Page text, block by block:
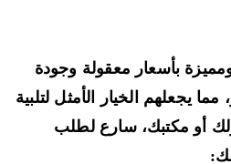
بأسعار معقولة وجودة
الخيار الأمثل لتلبية
مكتبك، سارع لطلب